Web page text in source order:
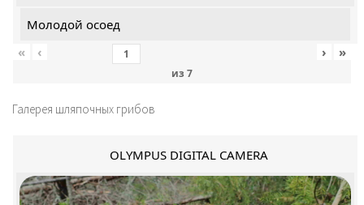
Молодой осоед
«
‹
из 7
› »
Галерея шляпочных грибов
OLYMPUS DIGITAL CAMERA